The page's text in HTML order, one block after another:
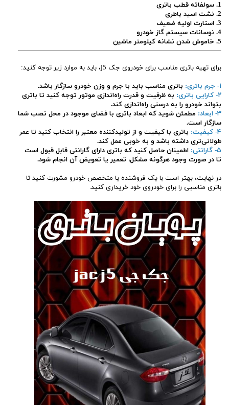
1. سولفاته قطب باتری
2. نشت اسید باطری
3. استارت اولیه ضعیف
4. نوسانات سیستم گاز خودرو
5. خاموش شدن نشانه کیلومتر ماشین
برای تهیه باتری مناسب برای خودروی جک j5، باید به موارد زیر توجه کنید:
۱- جرم باتری:
باتری مناسب باید با جرم و وزن خودرو سازگار باشد.
۲- کارایی باتری:
به ظرفیت و قدرت راه‌اندازی موتور توجه کنید تا باتری
بتواند خودرو را به درستی راه‌اندازی کند.
۳- ابعاد:
مطمئن شوید که ابعاد باتری با فضای موجود در محل نصب شما
سازگار است.
۴- کیفیت:
باتری با کیفیت و از تولیدکننده معتبر را انتخاب کنید تا عمر
طولانی‌تری داشته باشد و به خوبی عمل کند.
۵- گارانتی:
اطمینان حاصل کنید که باتری دارای گارانتی قابل قبول است
تا در صورت وجود هرگونه مشکل، تعمیر یا تعویض آن انجام شود.
در نهایت، بهتر است با یک فروشنده یا متخصص خودرو مشورت کنید تا
باتری مناسبی را برای خودروی خود خریداری کنید.